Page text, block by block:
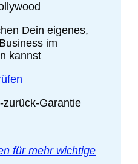
Dein eigenes,
im
kannst
zurück-Garantie
für mehr wichtige